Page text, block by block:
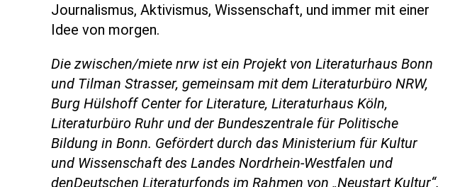
Journalismus, Aktivismus, Wissenschaft, und immer mit einer
Idee von morgen.
Die zwischen/miete nrw ist ein Projekt von Literaturhaus Bonn
und Tilman Strasser, gemeinsam mit dem Literaturbüro NRW,
Burg Hülshoff Center for Literature, Literaturhaus Köln,
Literaturbüro Ruhr und der Bundeszentrale für Politische
Bildung in Bonn. Gefördert durch das Ministerium für Kultur
und Wissenschaft des Landes Nordrhein-Westfalen und
denDeutschen Literaturfonds im Rahmen von „Neustart Kultur“.